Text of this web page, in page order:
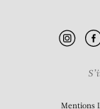
Mentions